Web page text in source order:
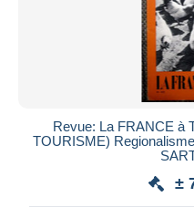
Revue: La FRANCE à
TOURISME)
±